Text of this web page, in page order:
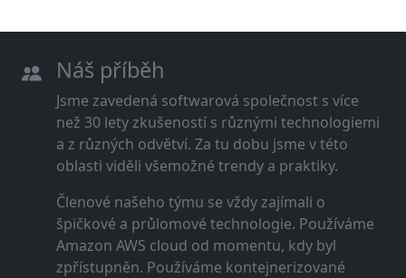
Náš příběh
Jsme zavedená softwarová společnost s více
než 30 lety zkušeností s různými technologiemi
a z různých odvětví. Za tu dobu jsme v této
oblasti viděli všemožné trendy a praktiky.
Členové našeho týmu se vždy zajímali o
špičkové a průlomové technologie. Používáme
Amazon AWS cloud od momentu, kdy byl
zpřístupněn. Používáme kontejnerizované